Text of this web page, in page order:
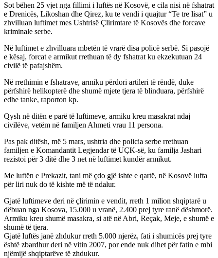
Sot bëhen 25 vjet nga fillimi i luftës në Kosovë, e cila nisi në fshatrat
e Drenicës, Likoshan dhe Qirez, ku te vendi i quajtur “Te tre lisat” u
zhvilluan luftimet mes Ushtrisë Çlirimtare të Kosovës dhe forcave
kriminale serbe.
Në luftimet e zhvilluara mbetën të vrarë disa policë serbë. Si pasojë
e kësaj, forcat e armikut rrethuan të dy fshatrat ku ekzekutuan 24
civilë të pafajshëm.
Në rrethimin e fshatrave, armiku përdori artileri të rëndë, duke
përfshirë helikopterë dhe shumë mjete tjera të blinduara, përfshirë
edhe tanke, raporton kp.
Qysh në ditën e parë të luftimeve, armiku kreu masakrat ndaj
civilëve, vetëm në familjen Ahmeti vrau 11 persona.
Pas pak ditësh, më 5 mars, ushtria dhe policia serbe rrethuan
familjen e Komandantit Legjendar të UÇK-së, ku familja Jashari
rezistoi për 3 ditë dhe 3 net në luftimet kundër armikut.
Me luftën e Prekazit, tani më çdo gjë ishte e qartë, në Kosovë lufta
për liri nuk do të kishte më të ndalur.
Gjatë luftimeve deri në çlirimin e vendit, rreth 1 milion shqiptarë u
dëbuan nga Kosova, 15.000 u vranë, 2.400 prej tyre ranë dëshmorë.
Armiku kreu shumë masakra, si atë në Abri, Reçak, Meje, e shumë e
shumë të tjera.
Gjatë luftës janë zhdukur rreth 5.000 njerëz, fati i shumicës prej tyre
është zbardhur deri në vitin 2007, por ende nuk dihet për fatin e mbi
njëmijë shqiptarëve të zhdukur.